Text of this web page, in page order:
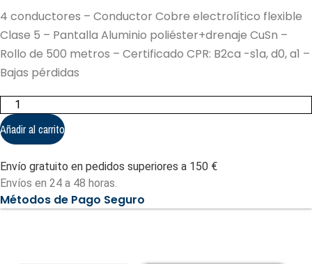
4 conductores – Conductor Cobre electrolítico flexible
Clase 5 – Pantalla Aluminio poliéster+drenaje CuSn –
Rollo de 500 metros – Certificado CPR: B2ca -s1a, d0, a1 –
Bajas pérdidas
4
conductores
-
Conductor
Cobre
flexible
Clase
5
(CA4-
500B-
Añadir al carrito
Envío gratuito en pedidos superiores a 150 €
Envíos en 24 a 48 horas.
Métodos de Pago Seguro